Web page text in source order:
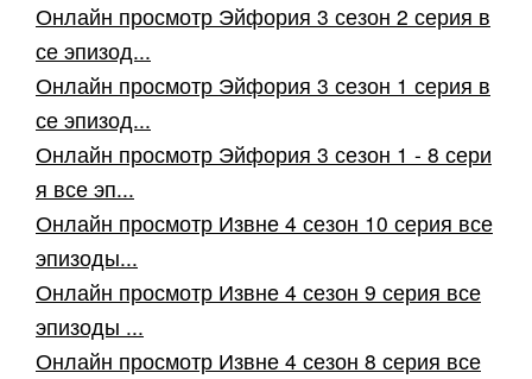
Онлайн просмотр Эйфория 3 сезон 2 серия в
се эпизод...
Онлайн просмотр Эйфория 3 сезон 1 серия в
се эпизод...
Онлайн просмотр Эйфория 3 сезон 1 - 8 сери
я все эп...
Онлайн просмотр Извне 4 сезон 10 серия все
эпизоды...
Онлайн просмотр Извне 4 сезон 9 серия все
эпизоды ...
Онлайн просмотр Извне 4 сезон 8 серия все